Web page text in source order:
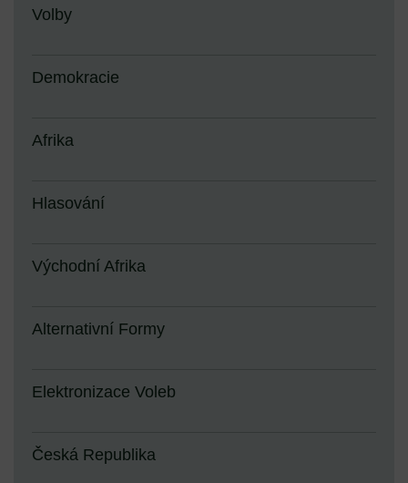
Volby
Demokracie
Afrika
Hlasování
Východní Afrika
Alternativní Formy
Elektronizace Voleb
Česká Republika